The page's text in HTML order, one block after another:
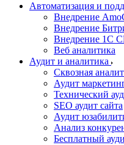
Автоматизация и
Внедрение
Внедрение
Внедрение 1C
Веб аналитика
Аудит и аналитика
Сквозная
Аудит
Технический
SEO аудит сайта
Аудит
Анализ
Бесплатный